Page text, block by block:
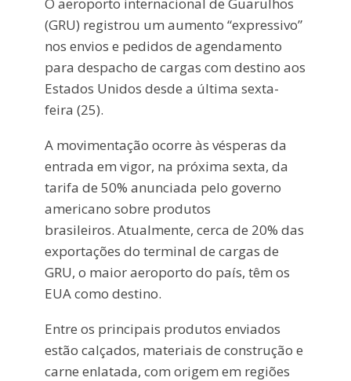
(GRU) registrou um aumento “expressivo”
nos envios e pedidos de agendamento
para despacho de cargas com destino aos
Estados Unidos desde a última sexta-
feira (25).
A movimentação ocorre às vésperas da
entrada em vigor, na próxima sexta, da
tarifa de 50% anunciada pelo governo
americano sobre produtos
brasileiros. Atualmente, cerca de 20% das
exportações do terminal de cargas de
GRU, o maior aeroporto do país, têm os
EUA como destino.
Entre os principais produtos enviados
estão calçados, materiais de construção e
carne enlatada, com origem em regiões